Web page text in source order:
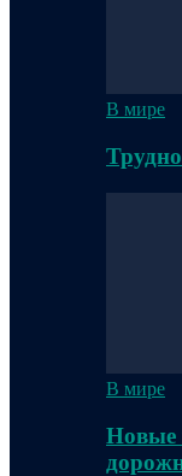
В мире
В мире
Новые